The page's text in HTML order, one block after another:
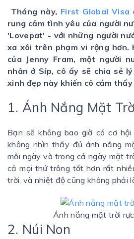
Tháng này, First Global Visa
rung cảm tình yêu của người
'Lovepat' - với những người
xa xôi trên phạm vi rộng hơn.
của Jenny Fram, một người
nhân ở Síp, cô ấy sẽ chia sẻ
xinh đẹp này khiến cô cảm
1. Ánh Nắng Mặt
Bạn sẽ không bao giờ có cơ
không nhìn thấy đủ ánh nắng
mỗi ngày và trong cả ngày mặt
cả mọi thứ trông tốt hơn rất
trời, và nhiệt độ cũng không phải
Ánh nắng mặt trời
2. Núi Non